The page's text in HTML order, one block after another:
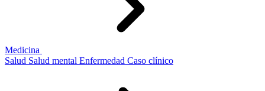
Medicina
Salud Salud mental Enfermedad Caso clínico